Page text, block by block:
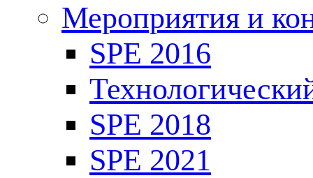
Мероприятия и
SPE 2016
SPE 2018
SPE 2021